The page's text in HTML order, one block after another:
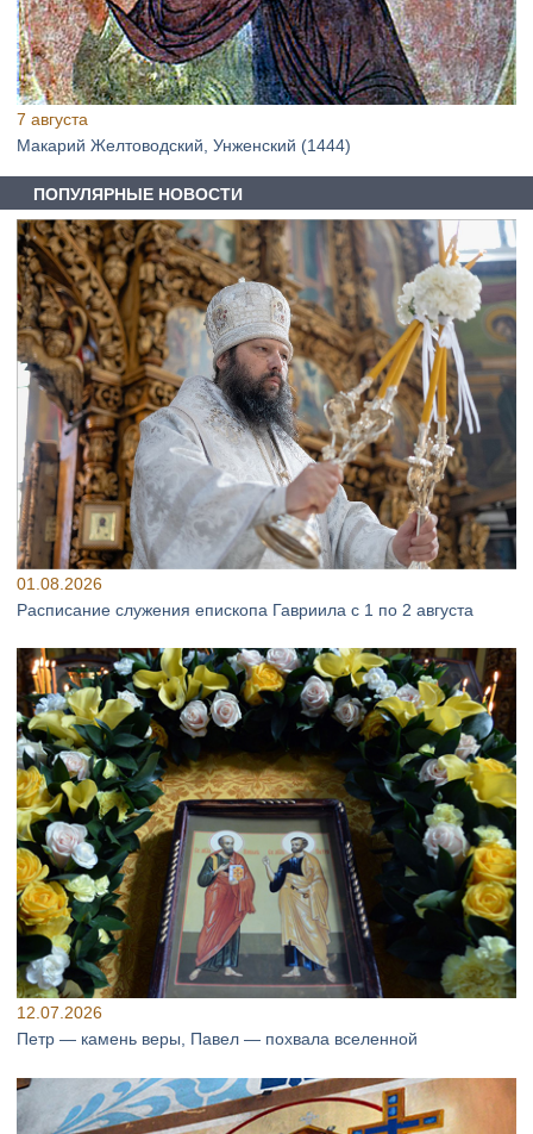
7 августа
Макарий Желтоводский, Унженский (1444)
ПОПУЛЯРНЫЕ НОВОСТИ
01.08.2026
Расписание служения епископа Гавриила с 1 по 2 августа
12.07.2026
Петр — камень веры, Павел — похвала вселенной